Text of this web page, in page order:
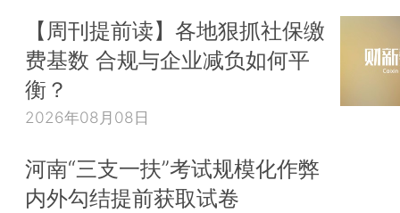
【周刊提前读】各地狠抓社保缴
费基数 合规与企业减负如何平
衡？
2026年08月08日
河南“三支一扶”考试规模化作弊
内外勾结提前获取试卷